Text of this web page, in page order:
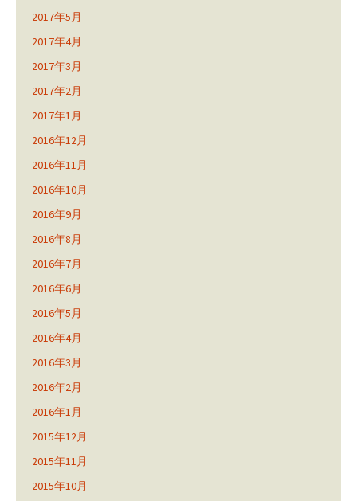
2017年5月
2017年4月
2017年3月
2017年2月
2017年1月
2016年12月
2016年11月
2016年10月
2016年9月
2016年8月
2016年7月
2016年6月
2016年5月
2016年4月
2016年3月
2016年2月
2016年1月
2015年12月
2015年11月
2015年10月